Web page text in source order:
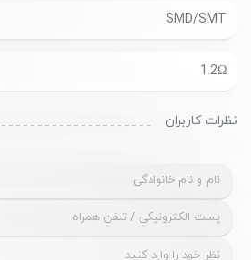
SMD/SMT
1.2Ω
نظرات کاربران